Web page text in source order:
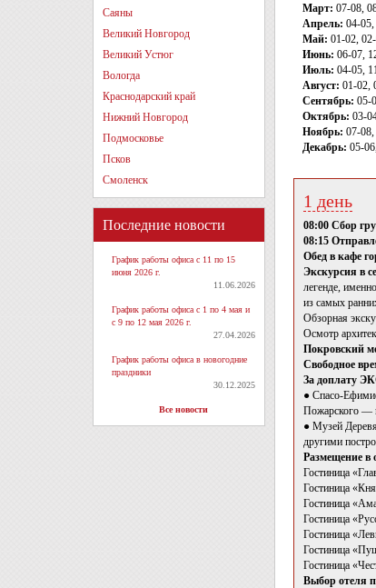
Саяны
Великий Новгород
Великий Устюг
Вологда
Краснодарский край
Нижний Новгород
Подмосковье
Псков
Смоленск
Последние новости
График работы офиса с 11 по 15
июня 2026 г.
11.06.2026
График работы офиса с 1 по 4 мая и
с 9 по 12 мая 2026 г.
27.04.2026
График работы офиса в новогодние
праздники
30.12.2025
Все новости
Март: 07-08,
Апрель: 04-
Май: 01-02,
Июнь: 06-07,
Июль: 04-05,
Август: 01-02,
Сентябрь: 05-
Октябрь: 03-
Ноябрь: 07-
Декабрь: 05-
1 день
08:00 Сбор
08:15
Обед в кафе
Экскурсия в
легенде,
из самых
Обзорная
Осмотр
Покровский
Свободное
За доплату
● Спасо-
Пожарского —
● Музей
другими
Размещение в
Гостиница
Гостиница
Гостиница
Гостиница
Гостиница
Гостиница
Гостиница
Выбор отеля